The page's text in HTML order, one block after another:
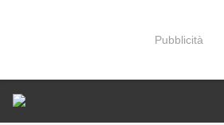
Pubblicità